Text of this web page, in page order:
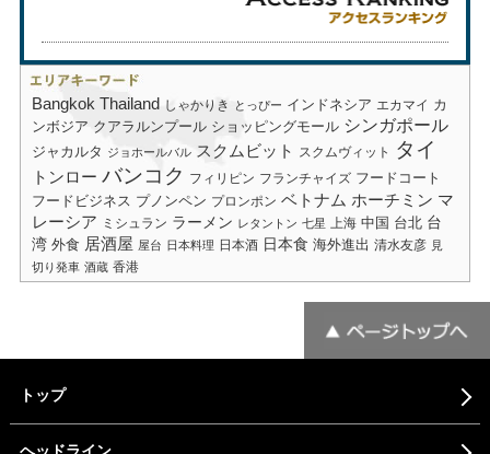
Bangkok Thailand しゃかりき とっぴー インドネシア エカマイ カ
ンボジア クアラルンプール ショッピングモール シンガポール
ジャカルタ ジョホールバル スクムビット スクムヴィット タイ
トンロー バンコク フィリピン フランチャイズ フードコート
フードビジネス プノンペン プロンポン ベトナム ホーチミン マ
レーシア ミシュラン ラーメン レタントン 七星 上海 中国 台北 台
湾 外食 居酒屋 屋台 日本料理 日本酒 日本食 海外進出 清水友彦 見
切り発車 酒蔵 香港
トップ